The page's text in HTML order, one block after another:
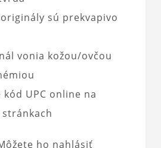
sú prekvapivo
vonia kožou/ovčou
UPC online na
ho nahlásiť